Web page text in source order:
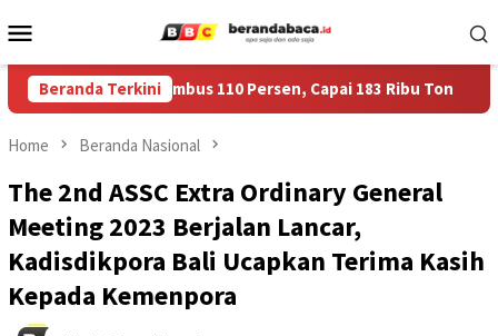
to
Menu
Beranda Terkini
Jember Tembus 110 Persen, Capai 183 Ribu Ton
Home Beranda Nasional
The 2nd ASSC Extra Ordinary General
Meeting 2023 Berjalan Lancar,
Kadisdikpora Bali Ucapkan Terima Kasih
Kepada Kemenpora